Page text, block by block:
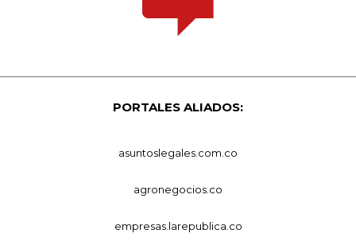
PORTALES ALIADOS:
asuntoslegales.com.co
agronegocios.co
empresas.larepublica.co